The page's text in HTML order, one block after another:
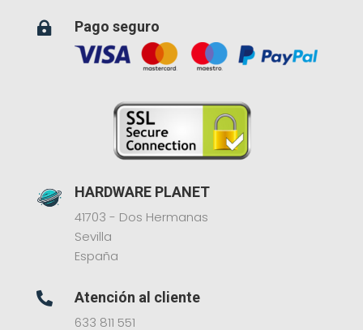
 Pago seguro
HARDWARE PLANET
41703 - Dos Hermanas
Sevilla
España

Atención al cliente
633 811 551